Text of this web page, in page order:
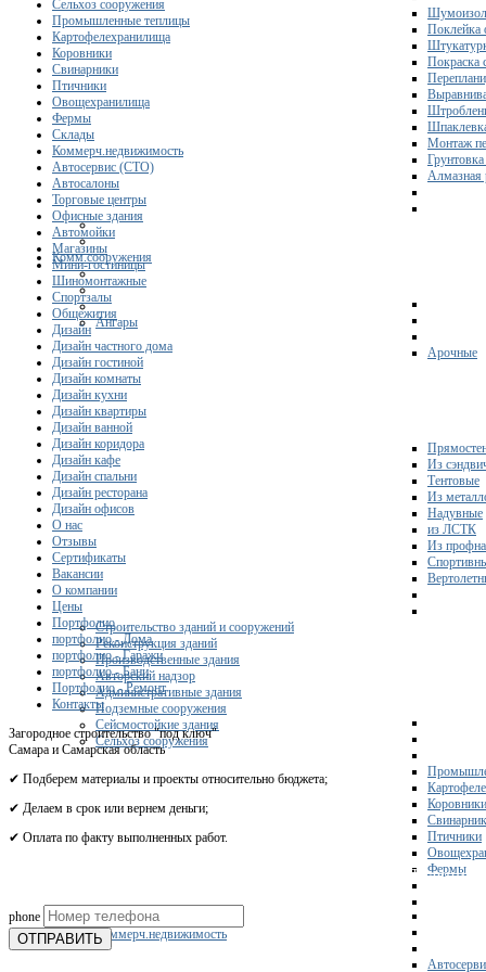
Поклейка
Покраска
Монтаж
Грунтовка
Алмазная
Комм.сооружения
Ангары
Арочные
Из
Тентовые
Из
Надувные
из ЛСТК
Из
Строительство зданий и сооружений
Реконструкция зданий
Производственные здания
Авторский надзор
Административные здания
Подземные сооружения
Сейсмостойкие здания
Сельхоз сооружения
Коровники
Птичники
Фермы
Склады
Коммерч.недвижимость
Сельхоз сооружения
Промышленные теплицы
Картофелехранилища
Коровники
Свинарники
Птичники
Овощехранилища
Фермы
Склады
Коммерч.недвижимость
Автосервис (СТО)
Автосалоны
Торговые центры
Офисные здания
Автомойки
Магазины
Мини-гостиницы
Шиномонтажные
Спортзалы
Общежития
Дизайн
Дизайн частного дома
Дизайн гостиной
Дизайн комнаты
Дизайн кухни
Дизайн квартиры
Дизайн ванной
Дизайн коридора
Дизайн кафе
Дизайн спальни
Дизайн ресторана
Дизайн офисов
О нас
Отзывы
Сертификаты
Вакансии
О компании
Цены
Портфолио
портфолио - Дома
портфолио - Гаражи
портфолио - Бани
Портфолио - Ремонт
Контакты
Загородное строительство "под ключ"
Самара и Самарская область
✔ Подберем материалы и проекты относительно бюджета;
✔ Делаем в срок или вернем деньги;
✔ Оплата по факту выполненных работ.
phone
ОТПРАВИТЬ